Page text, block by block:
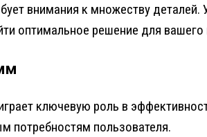
внимания к множеству
оптимальное решение для
ключевую роль в
потребностям пользователя.